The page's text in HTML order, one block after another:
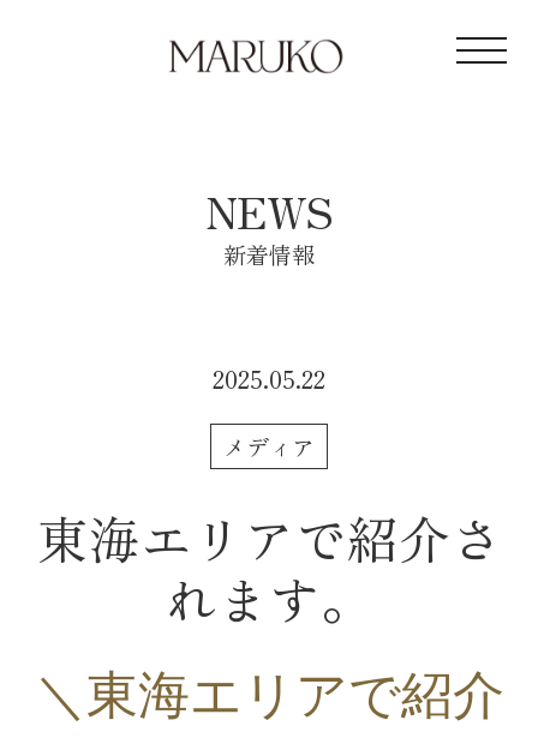
NEWS
新着情報
2025.05.22
メディア
東海エリアで紹介さ
れます。
＼東海エリアで紹介